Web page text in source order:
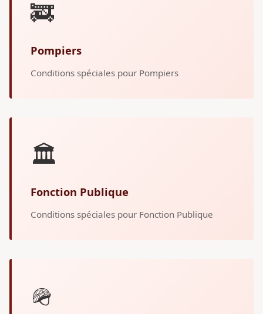
🚒
Pompiers
Conditions spéciales pour Pompiers
🏛️
Fonction Publique
Conditions spéciales pour Fonction Publique
🪖